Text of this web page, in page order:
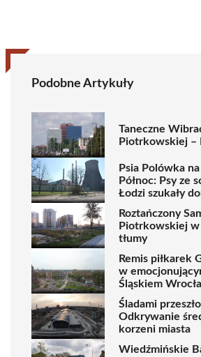
Podobne Artykuły
Taneczne
Piotrkowskiej –
Psia Polówka
Północ: Psy ze
Łodzi szukały
Roztańczony
Piotrkowskiej w
tłumy
Remis piłkarek
w
Śląskiem
Śladami
Odkrywanie
korzeni miasta
Wiedźmińskie